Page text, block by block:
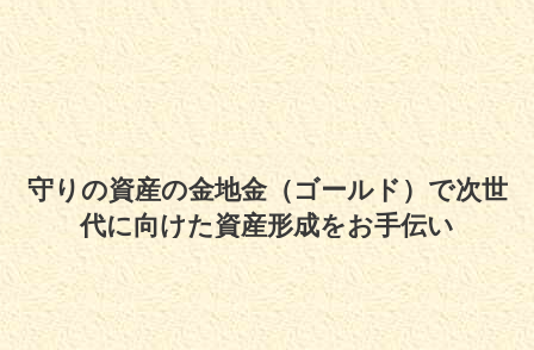
守りの資産の金地金（ゴールド）で次世
代に向けた資産形成をお手伝い
Copyright© 守りの資産の金地金（ゴールド）で次世代に向けた資産形成をお
手伝い , 2026 All Rights Reserved.